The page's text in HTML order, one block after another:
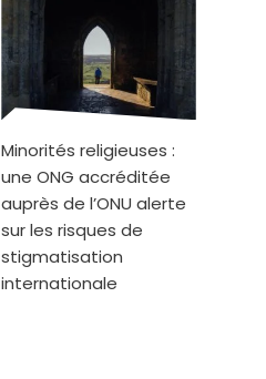
Minorités religieuses :
une ONG accréditée
auprès de l’ONU alerte
sur les risques de
stigmatisation
internationale